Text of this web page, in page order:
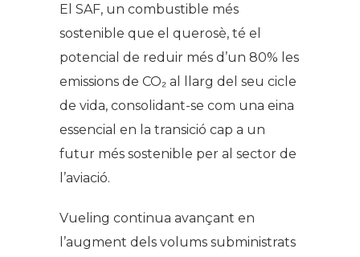
El SAF, un combustible més
sostenible que el querosè, té el
potencial de reduir més d’un 80% les
emissions de CO₂ al llarg del seu cicle
de vida, consolidant-se com una eina
essencial en la transició cap a un
futur més sostenible per al sector de
l’aviació.
Vueling continua avançant en
l’augment dels volums subministrats